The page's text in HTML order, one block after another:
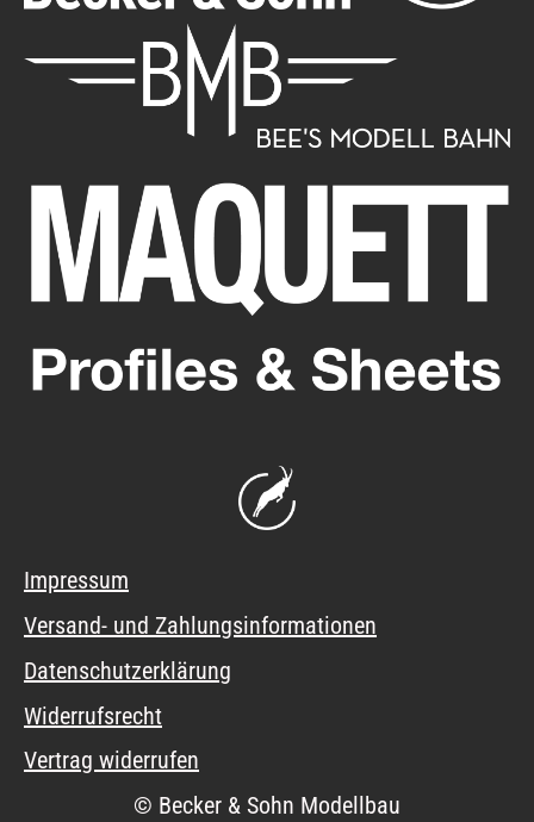
Impressum
Versand- und Zahlungsinformationen
Datenschutzerklärung
Widerrufsrecht
Vertrag widerrufen
© Becker & Sohn Modellbau